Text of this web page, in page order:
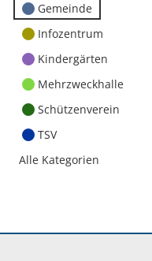
Gemeinde
Infozentrum
Kindergärten
Mehrzweckhalle
Schützenverein
TSV
Alle Kategorien